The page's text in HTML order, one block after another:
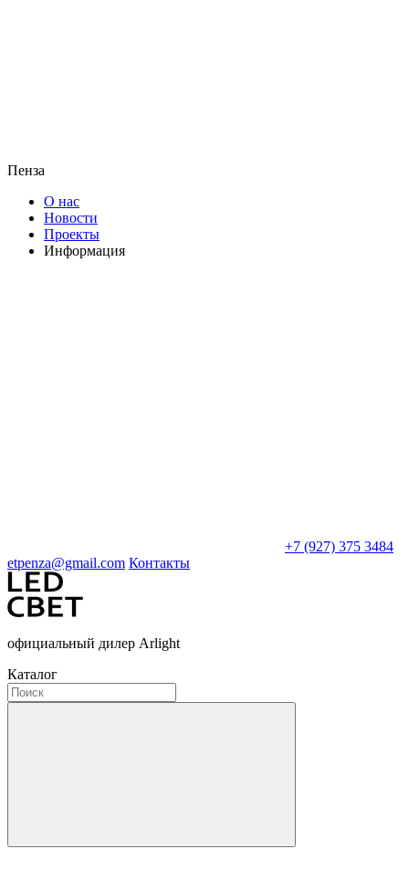
Пенза
О нас
Новости
Проекты
Информация
+7 (927) 375 3484
etpenza@gmail.com Контакты
официальный дилер Arlight
Каталог